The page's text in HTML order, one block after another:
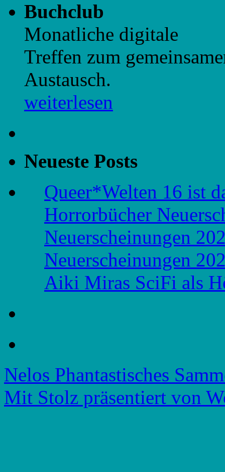
Buchclub
Monatliche digitale
Treffen zum
Austausch.
weiterlesen
Neueste Posts
Queer*Welten 16 ist
Horrorbücher
Neuerscheinungen
Neuerscheinungen
Aiki Miras SciFi als
Nelos Phantastisches
Mit Stolz präsentiert von